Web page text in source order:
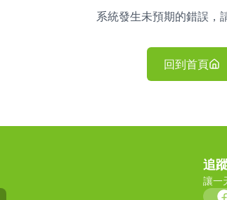
系統發生未預期的錯誤，
回到首頁
追
讓一